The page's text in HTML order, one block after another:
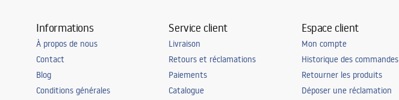
Informations
À propos de nous
Contact
Blog
Conditions générales
Service client
Livraison
Retours et réclamations
Paiements
Catalogue
Espace client
Mon compte
Historique des commandes
Retourner les produits
Déposer une réclamation